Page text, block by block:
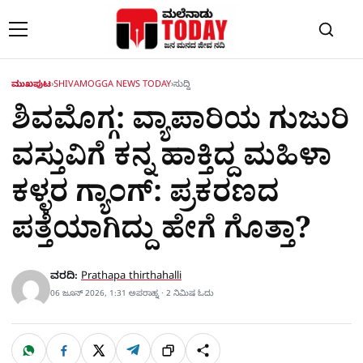
ಮುಖಪುಟ›SHIVAMOGGA NEWS TODAY›ಸುದ್ದಿ
ಶಿವಮೊಗ್ಗ: ವ್ಯಾಪಾರಿಯ ಗುಜುರಿ
ವಸ್ತುವಿಗೆ ಕನ್ನ ಹಾಕ್ತಿದ್ದ ಮಹಿಳಾ
ಕಳ್ಳರ ಗ್ಯಾಂಗ್​​: ಪ್ರಕರಣದ
ಪತ್ತೆಯಾಗಿದ್ದು ಹೇಗೆ ಗೊತ್ತಾ?
ವರದಿ: Prathapa thirthahalli
06 ಜೂನ್ 2026, 1:31 ಅಪರಾಹ್ನ · 2 ನಿಮಿಷ ಓದು
ಹಂಚಿಕೊಳ್ಳಿ
W F X T